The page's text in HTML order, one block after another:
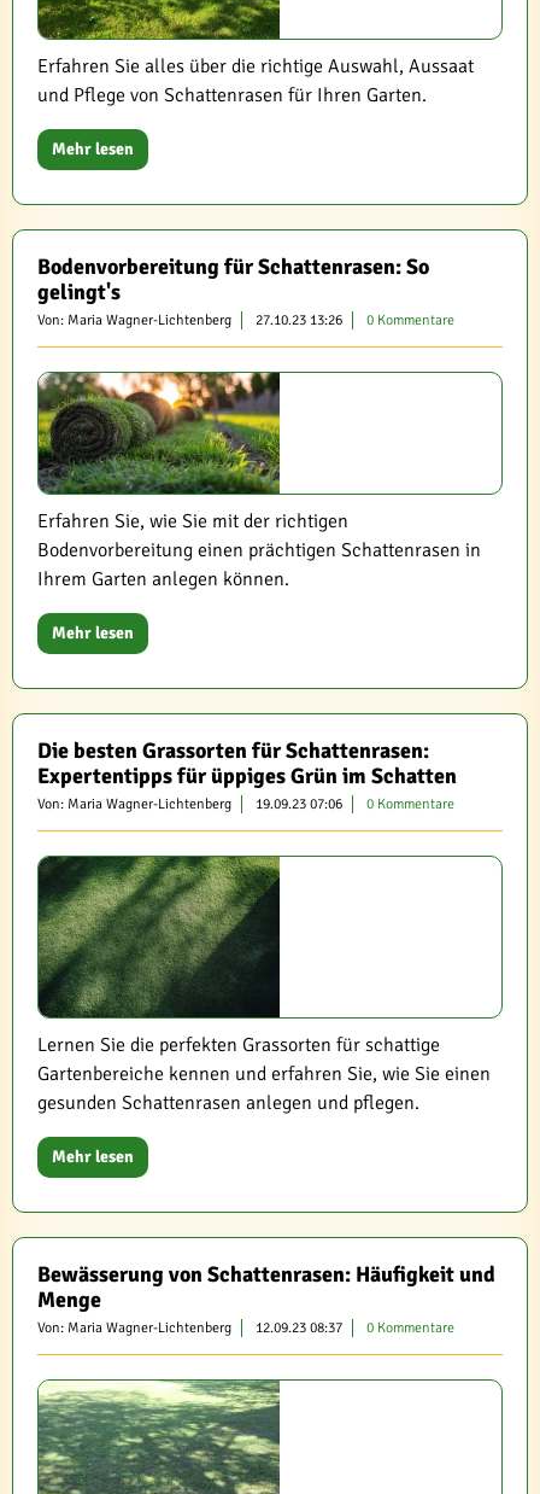
Erfahren Sie alles über die richtige Auswahl, Aussaat
und Pflege von Schattenrasen für Ihren Garten.
Mehr lesen
Bodenvorbereitung für Schattenrasen: So
gelingt's
Von: Maria Wagner-Lichtenberg 27.10.23 13:26 0 Kommentare
Erfahren Sie, wie Sie mit der richtigen
Bodenvorbereitung einen prächtigen Schattenrasen in
Ihrem Garten anlegen können.
Mehr lesen
Die besten Grassorten für Schattenrasen:
Expertentipps für üppiges Grün im Schatten
Von: Maria Wagner-Lichtenberg 19.09.23 07:06 0 Kommentare
Lernen Sie die perfekten Grassorten für schattige
Gartenbereiche kennen und erfahren Sie, wie Sie einen
gesunden Schattenrasen anlegen und pflegen.
Mehr lesen
Bewässerung von Schattenrasen: Häufigkeit und
Menge
Von: Maria Wagner-Lichtenberg 12.09.23 08:37 0 Kommentare